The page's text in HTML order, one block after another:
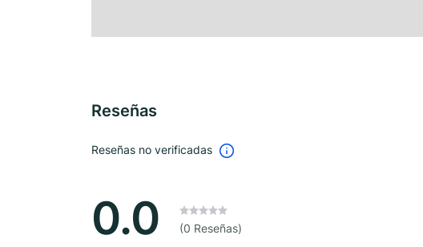
Reseñas
Reseñas no verificadas
0.0 (0 Reseñas)